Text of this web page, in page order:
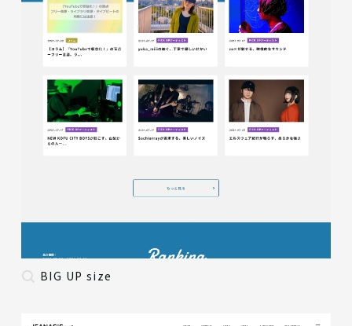
BIG UP size